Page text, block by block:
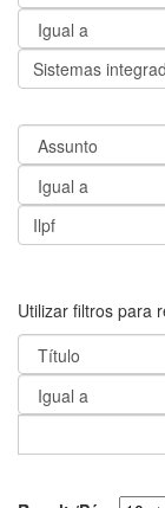
Utilizar filtros para